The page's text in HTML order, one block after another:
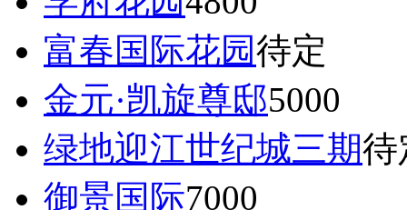
富春国际花园待定
金元·凯旋尊邸5000
绿地迎江世纪城三期待
御景国际7000